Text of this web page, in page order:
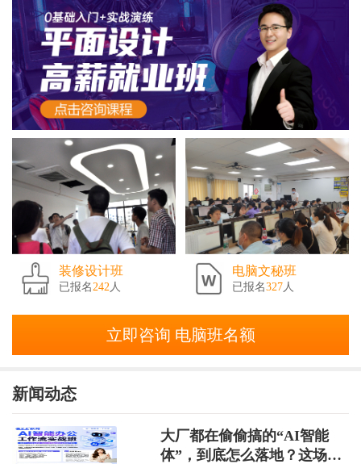
装修设计班
已报名 242 人
电脑文秘班
已报名327 人
立即咨询 电脑班名额
新闻动态
大厂都在偷偷搞的“AI智能
体”，到底怎么落地？这场